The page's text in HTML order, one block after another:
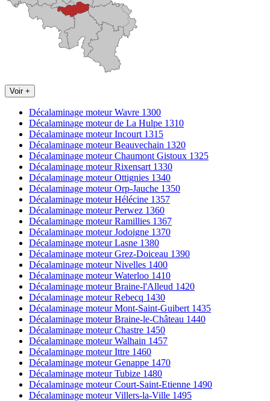
Voir +
Décalaminage moteur Wavre 1300
Décalaminage moteur de La Hulpe 1310
Décalaminage moteur Incourt 1315
Décalaminage moteur Beauvechain 1320
Décalaminage moteur Chaumont Gistoux 1325
Décalaminage moteur Rixensart 1330
Décalaminage moteur Ottignies 1340
Décalaminage moteur Orp-Jauche 1350
Décalaminage moteur Hélécine 1357
Décalaminage moteur Perwez 1360
Décalaminage moteur Ramillies 1367
Décalaminage moteur Jodoigne 1370
Décalaminage moteur Lasne 1380
Décalaminage moteur Grez-Doiceau 1390
Décalaminage moteur Nivelles 1400
Décalaminage moteur Waterloo 1410
Décalaminage moteur Braine-l'Alleud 1420
Décalaminage moteur Rebecq 1430
Décalaminage moteur Mont-Saint-Guibert 1435
Décalaminage moteur Braine-le-Château 1440
Décalaminage moteur Chastre 1450
Décalaminage moteur Walhain 1457
Décalaminage moteur Ittre 1460
Décalaminage moteur Genappe 1470
Décalaminage moteur Tubize 1480
Décalaminage moteur Court-Saint-Etienne 1490
Décalaminage moteur Villers-la-Ville 1495